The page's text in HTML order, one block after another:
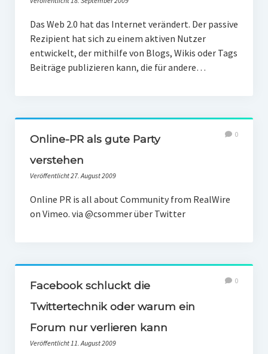
Das Web 2.0 hat das Internet verändert. Der passive
Rezipient hat sich zu einem aktiven Nutzer
entwickelt, der mithilfe von Blogs, Wikis oder Tags
Beiträge publizieren kann, die für andere…
Online-PR als gute Party
verstehen
Veröffentlicht 27. August 2009
0
Online PR is all about Community from RealWire
on Vimeo. via @csommer über Twitter
Facebook schluckt die
Twittertechnik oder warum ein
Forum nur verlieren kann
Veröffentlicht 11. August 2009
0